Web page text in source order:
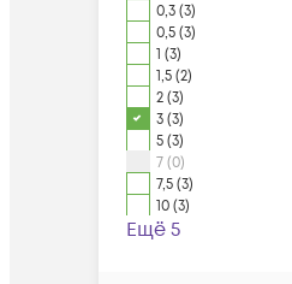
0,3 (3)
0,5 (3)
1 (3)
1,5 (2)
2 (3)
3 (3)
5 (3)
7 (0)
7,5 (3)
10 (3)
Ещё 5